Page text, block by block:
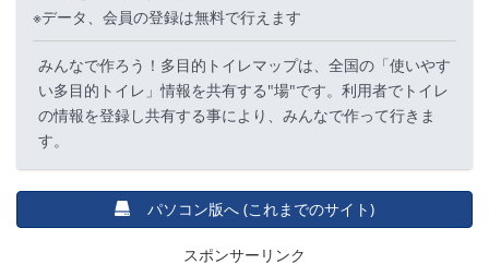
※データ、会員の登録は無料で行えます
みんなで作ろう！多目的トイレマップは、全国の「使いやす
い多目的トイレ」情報を共有する"場"です。利用者でトイレ
の情報を登録し共有する事により、みんなで作って行きま
す。
パソコン版へ (これまでのサイト)
スポンサーリンク